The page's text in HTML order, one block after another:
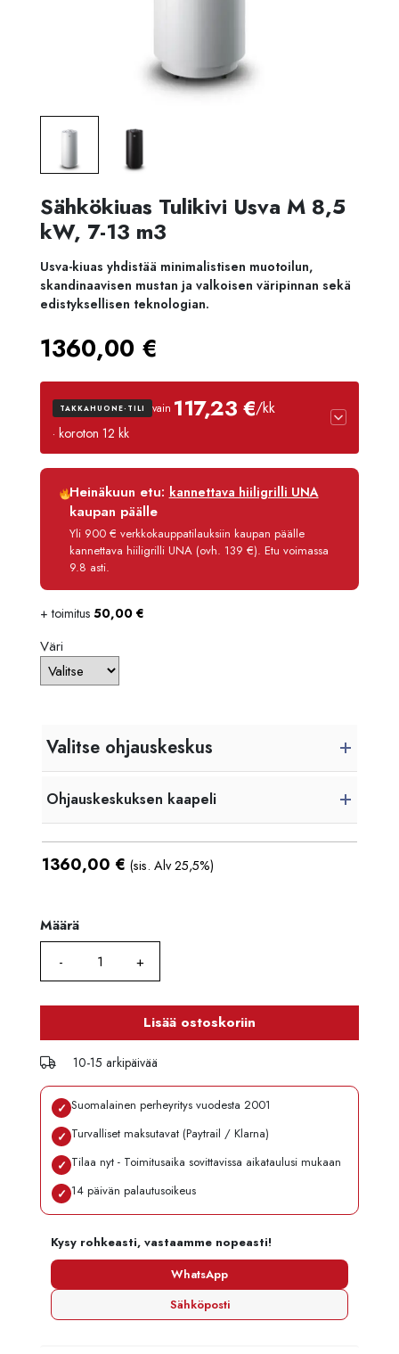
Sähkökiuas Tulikivi Usva M 8,5
kW, 7-13 m3
Usva-kiuas yhdistää minimalistisen muotoilun,
skandinaavisen mustan ja valkoisen väripinnan sekä
edistyksellisen teknologian.
1360,00 €
TAKKAHUONE-TILI vain 117,23 €/kk
· koroton 12 kk
Luottoaika
12 kk
Korko
Käsittelymaksu
3,90 €/kk
Maksettava yhteensä
1 406,80 €
Heinäkuun etu: kannettava hiiligrilli UNA
kaupan päälle
Yli 900 € verkkokauppatilauksiin kaupan päälle
kannettava hiiligrilli UNA (ovh. 139 €). Etu voimassa
9.8 asti.
+ toimitus 50,00 €
Väri
Valitse ohjauskeskus
Ohjauskeskuksen kaapeli
1360,00 € (sis. Alv 25,5%)
Määrä
Määrä
Lisää ostoskoriin
10-15 arkipäivää
✓ Suomalainen perheyritys vuodesta 2001
✓ Turvalliset maksutavat (Paytrail / Klarna)
✓ Tilaa nyt - Toimitusaika sovittavissa aikataulusi mukaan
✓ 14 päivän palautusoikeus
Kysy rohkeasti, vastaamme nopeasti!
WhatsApp
Sähköposti